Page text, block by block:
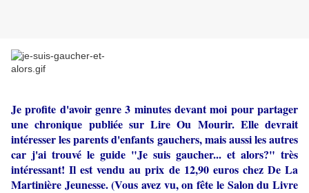
Je profite d'avoir genre 3 minutes devant moi pour partager
une chronique publiée sur Lire Ou Mourir. Elle devrait
intéresser les parents d'enfants gauchers, mais aussi les autres
car j'ai trouvé le guide "Je suis gaucher... et alors?" très
intéressant! Il est vendu au prix de 12,90 euros chez De La
Martinière Jeunesse. (Vous avez vu, on fête le Salon du Livre